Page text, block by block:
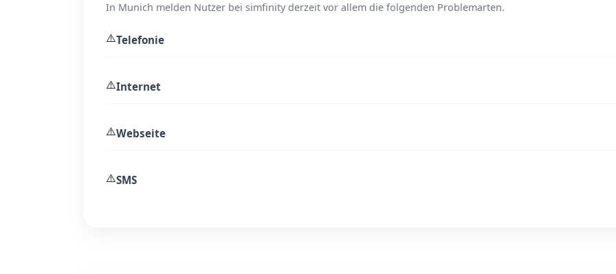
In Munich melden Nutzer bei simfinity derzeit vor allem die folgenden Problemarten.
⚠️Telefonie
⚠️Internet
⚠️Webseite
⚠️SMS